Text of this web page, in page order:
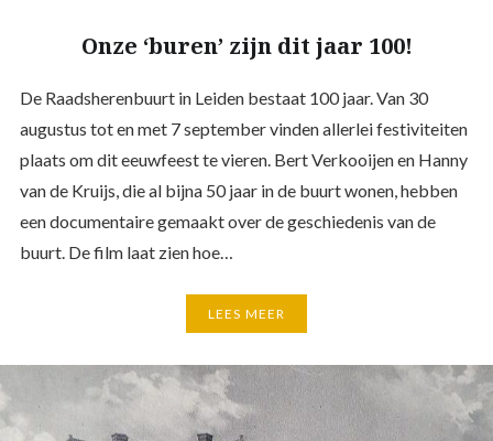
Onze ‘buren’ zijn dit jaar 100!
De Raadsherenbuurt in Leiden bestaat 100 jaar. Van 30
augustus tot en met 7 september vinden allerlei festiviteiten
plaats om dit eeuwfeest te vieren. Bert Verkooijen en Hanny
van de Kruijs, die al bijna 50 jaar in de buurt wonen, hebben
een documentaire gemaakt over de geschiedenis van de
buurt. De film laat zien hoe…
LEES MEER